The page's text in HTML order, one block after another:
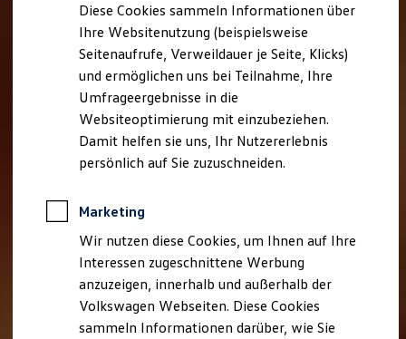
Behörden
Direktkunden
Sonderfahrzeuge
Anpfiff zum Gewinn
Elektromobilität
Elektroautos
ID. Tutorials
Elektrofahrzeugkonzepte
ID. EVERY1
Reichweite
Rekuperation
Laden unterwegs
Laden Zuhause
Ladestationen finden
Ladezeitensimulator
Batterie
Sicherheit
Diese Cookies sammeln Informationen über
Ihre Websitenutzung (beispielsweise
Seitenaufrufe, Verweildauer je Seite, Klicks)
und ermöglichen uns bei Teilnahme, Ihre
Umfrageergebnisse in die
Websiteoptimierung mit einzubeziehen.
Damit helfen sie uns, Ihr Nutzererlebnis
persönlich auf Sie zuzuschneiden.
Marketing
Wir nutzen diese Cookies, um Ihnen auf Ihre
Interessen zugeschnittene Werbung
anzuzeigen, innerhalb und außerhalb der
Volkswagen Webseiten. Diese Cookies
sammeln Informationen darüber, wie Sie